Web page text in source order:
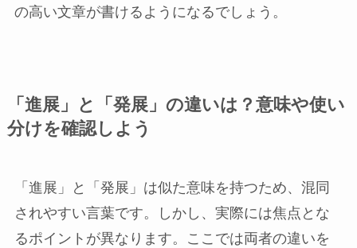
の高い文章が書けるようになるでしょう。
「進展」と「発展」の違いは？意味や使い
分けを確認しよう
「進展」と「発展」は似た意味を持つため、混同
されやすい言葉です。しかし、実際には焦点とな
るポイントが異なります。ここでは両者の違いを